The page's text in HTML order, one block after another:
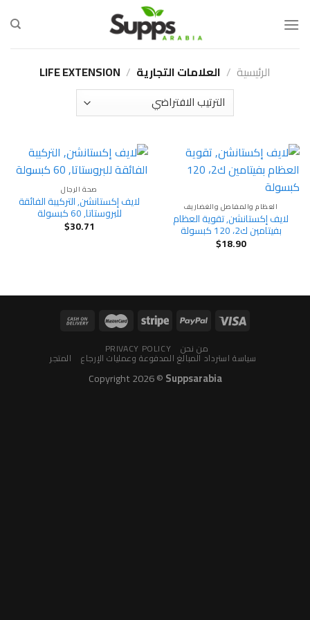
الرئيسية / العلامات التجارية /
صحة الرجال
لايف إكستانشن‏, التركيبة الفائقة
للبروستاتا, 60 كبسولة
$30.71
العظام والمفاصل والغضاريف
لايف إكستانشن‏, تقوية العظام
بفيتامين ك2، 120 كبسولة
$18.90
من نحن PRIVACY POLICY
سياسة استرداد المبالغ المدفوعة وعمليات الإرجاع المتجر
Copyright 2026 ©Suppsarabia